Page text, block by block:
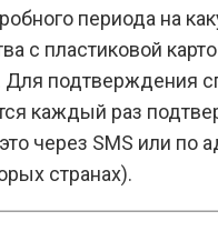
периода на
с пластиковой
Для подтверждения
каждый раз
через SMS или по
странах).